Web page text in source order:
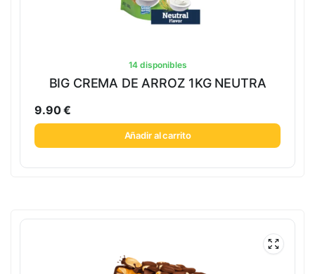
14 disponibles
BIG CREMA DE ARROZ 1KG NEUTRA
9.90€
Añadir al carrito